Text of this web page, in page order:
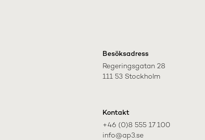
Besöksadress
Regeringsgatan 28
111 53 Stockholm
Kontakt
+46 (0)8 555 17 100
info@ap3.se